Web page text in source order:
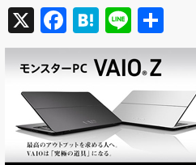
X Facebook
Hatena
Line
有